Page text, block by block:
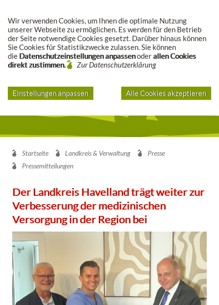
Wir verwenden Cookies, um Ihnen die optimale Nutzung
unserer Webseite zu ermöglichen. Es werden für den Betrieb
der Seite notwendige Cookies gesetzt. Darüber hinaus können
Sie Cookies für Statistikzwecke zulassen. Sie können
die Datenschutzeinstellungen anpassenoderallen Cookies
direkt zustimmen.
Zur Datenschutzerklärung
Einstellungen anpassen Alle Cookies akzeptieren
Startseite Landkreis & Verwaltung
Presse
Pressemitteilungen
Der Landkreis Havelland trägt weiter zur
Verbesserung der medizinischen
Versorgung in der Region bei